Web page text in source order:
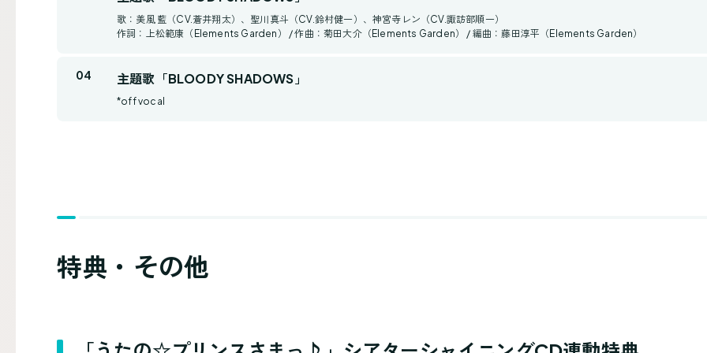
歌：美風 藍（CV.蒼井翔太）、聖川真斗（CV.鈴村健一）、神宮寺レン（CV.諏訪部順一）
作詞：上松範康（Elements Garden） / 作曲：菊田大介（Elements Garden） / 編曲：藤田淳平（Elements Garden）
主題歌「BLOODY SHADOWS」
*off vocal
特典・その他